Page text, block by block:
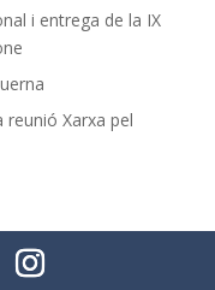
i entrega de la IX
reunió Xarxa pel